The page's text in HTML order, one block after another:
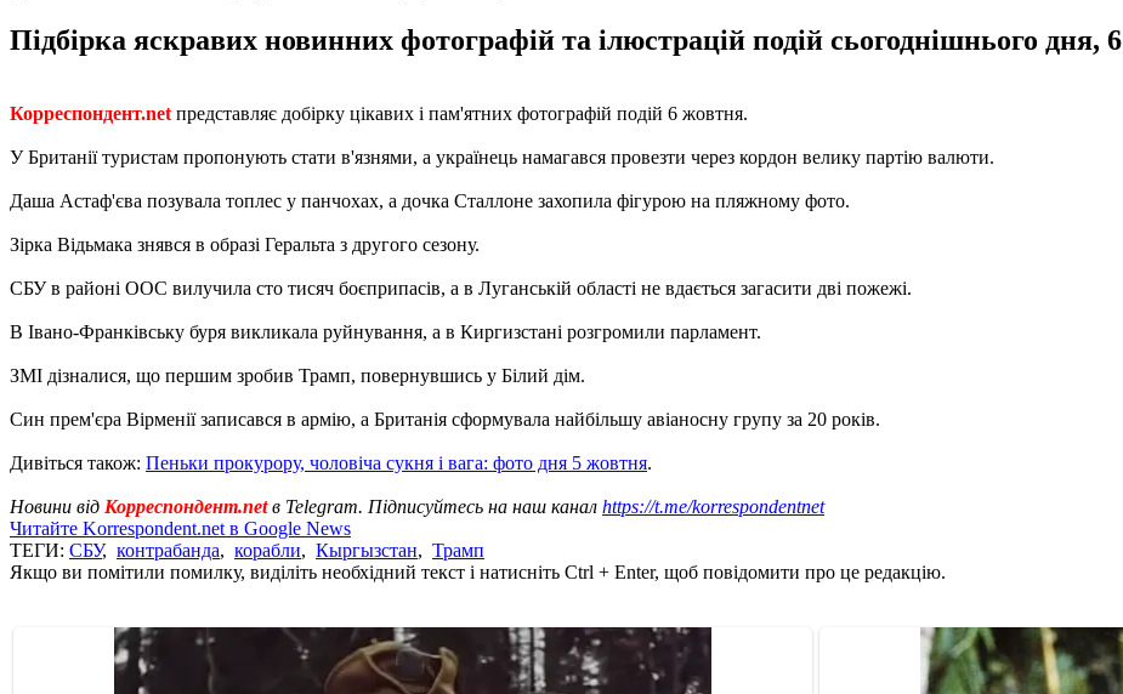
Підбірка яскравих новинних фотографій та ілюстрацій подій сьогоднішнього дня,
Корреспондент.net представляє добірку цікавих і пам'ятних фотографій подій 6 жовтня.
У Британії туристам пропонують стати в'язнями, а українець намагався провезти через кордон велику партію валюти.
Даша Астаф'єва позувала топлес у панчохах, а дочка Сталлоне захопила фігурою на пляжному фото.
Зірка Відьмака знявся в образі Геральта з другого сезону.
СБУ в районі ООС вилучила сто тисяч боєприпасів, а в Луганській області не вдається загасити дві пожежі.
В Івано-Франківську буря викликала руйнування, а в Киргизстані розгромили парламент.
ЗМІ дізналися, що першим зробив Трамп, повернувшись у Білий дім.
Син прем'єра Вірменії записався в армію, а Британія сформувала найбільшу авіаносну групу за 20 років.
Дивіться також: Пеньки прокурору, чоловіча сукня і вага: фото дня 5 жовтня.
Новини від Корреспондент.netв Telegram. Підписуйтесь на наш канал https://t.me/korrespondentnet
Читайте Korrespondent.net в Google News
ТЕГИ: СБУ, контрабанда, корабли, Кыргызстан, Трамп
Якщо ви помітили помилку, виділіть необхідний текст і натисніть Ctrl + Enter, щоб повідомити про це редакцію.